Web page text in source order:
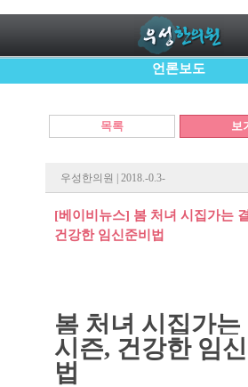
언론보도
목록 보
우성한의원 | 2018.-0.3-
[베이비뉴스] 봄 처녀 시집가는
건강한 임신준비법
봄 처녀 시집가는
시즌, 건강한 임신
법